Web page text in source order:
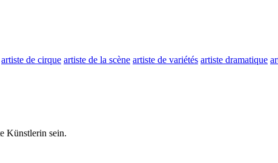
artiste de cirque artiste de la scène artiste de variétés artiste dramatique
Künstlerin sein.